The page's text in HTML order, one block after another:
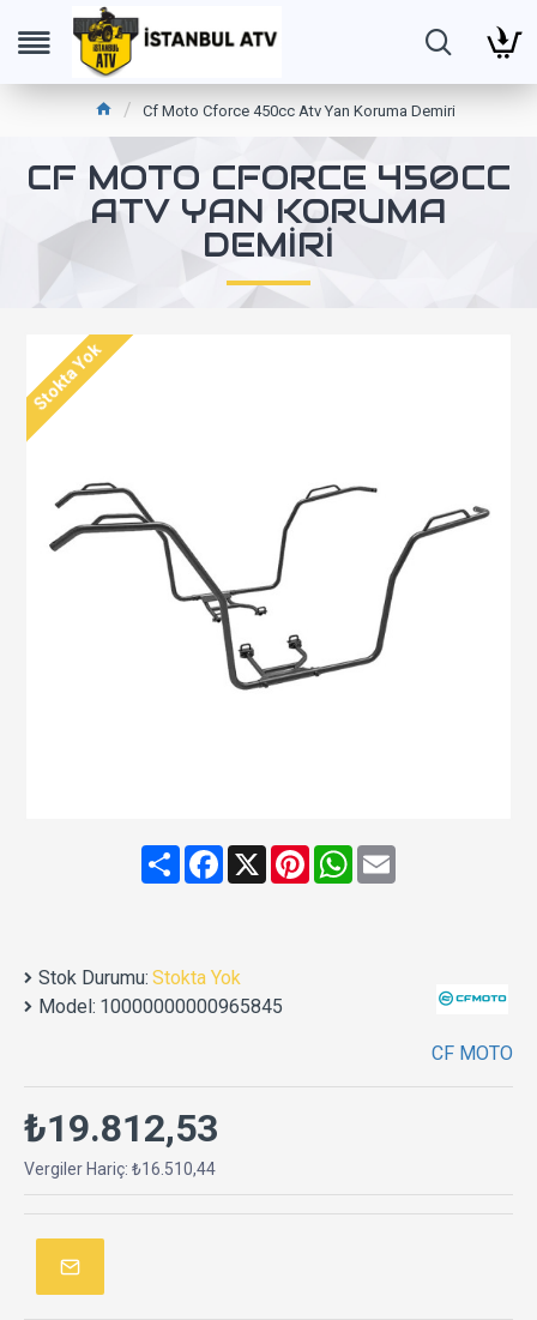
Cf Moto Cforce 450cc Atv Yan Koruma Demiri
CF MOTO CFORCE 450CC
ATV YAN KORUMA
DEMIRI
Stokta Yok
ShareFacebook
X PinterestWhatsApp
Email
Stok Durumu: Stokta Yok
Model: 10000000000965845
CF MOTO
₺19.812,53
Vergiler Hariç: ₺16.510,44